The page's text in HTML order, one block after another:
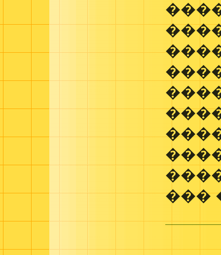
���